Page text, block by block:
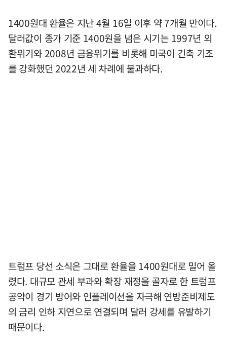
1400원대 환율은 지난 4월 16일 이후 약 7개월 만이다.
달러값이 종가 기준 1400원을 넘은 시기는 1997년 외
환위기와 2008년 금융위기를 비롯해 미국이 긴축 기조
를 강화했던 2022년 세 차례에 불과하다.
트럼프 당선 소식은 그대로 환율을 1400원대로 밀어 올
렸다. 대규모 관세 부과와 확장 재정을 골자로 한 트럼프
공약이 경기 방어와 인플레이션을 자극해 연방준비제도
의 금리 인하 지연으로 연결되며 달러 강세를 유발하기
때문이다.